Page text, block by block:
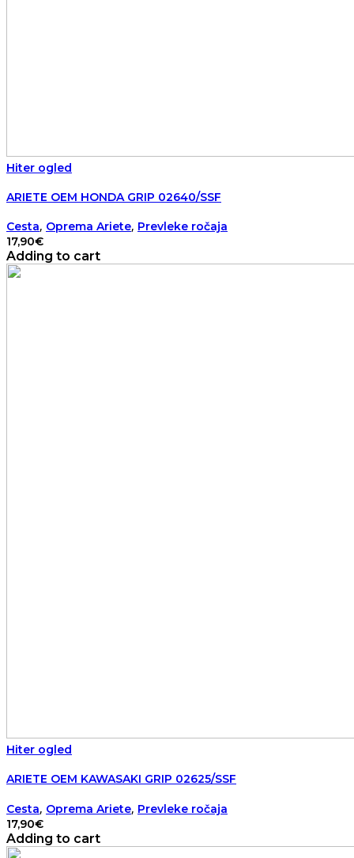
Hiter ogled
ARIETE OEM HONDA GRIP 02640/SSF
Cesta, Oprema Ariete, Prevleke ročaja
17,90€
Adding to cart
Hiter ogled
ARIETE OEM KAWASAKI GRIP 02625/SSF
Cesta, Oprema Ariete, Prevleke ročaja
17,90€
Adding to cart